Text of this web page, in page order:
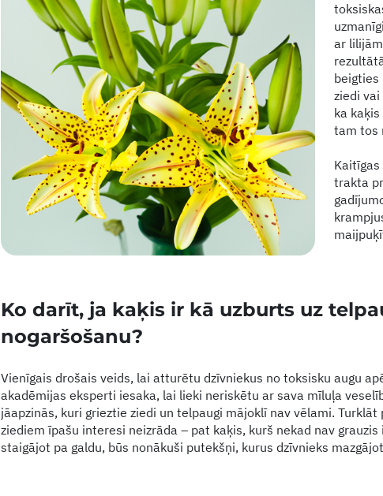
ar
beigties
ziedi
ka
tam tos
trakta
Ko darīt, ja kaķis ir kā uzburts uz
nogaršošanu?
Vienīgais drošais veids, lai atturētu dzīvniekus no toksisku augu
akadēmijas eksperti iesaka, lai lieki neriskētu ar sava mīluļa
jāapzinās, kuri grieztie ziedi un telpaugi mājoklī nav vēlami.
ziediem īpašu interesi neizrāda – pat kaķis, kurš nekad nav
staigājot pa galdu, būs nonākuši putekšņi, kurus dzīvnieks